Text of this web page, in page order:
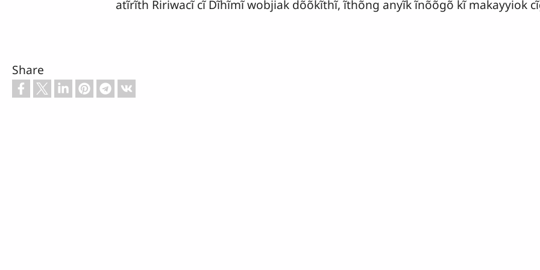
atĩrĩth Ririwacĩ cĩ Dĩhĩmĩ wobjiak dõõkĩthĩ, ĩthõng anyĩk ĩnõõgõ kĩ makayyiok
Share